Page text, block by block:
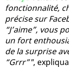
fonctionnalité,
précise sur
“J’aime”, vous
un fort
de la surprise
“Grrr”",